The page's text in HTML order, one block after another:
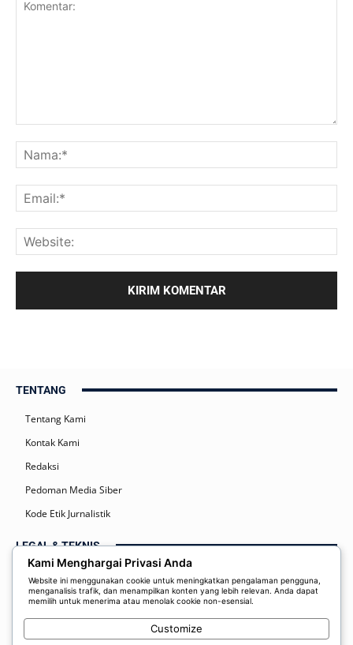
TENTANG
Tentang Kami
Kontak Kami
Redaksi
Pedoman Media Siber
Kode Etik Jurnalistik
LEGAL & TEKNIS
Kebijakan Privasi
Syarat dan Ketentuan
Disclaimer
Kami Menghargai Privasi Anda
Website ini menggunakan cookie untuk meningkatkan pengalaman pengguna,
menganalisis trafik, dan menampilkan konten yang lebih relevan. Anda dapat
memilih untuk menerima atau menolak cookie non-esensial.
Customize